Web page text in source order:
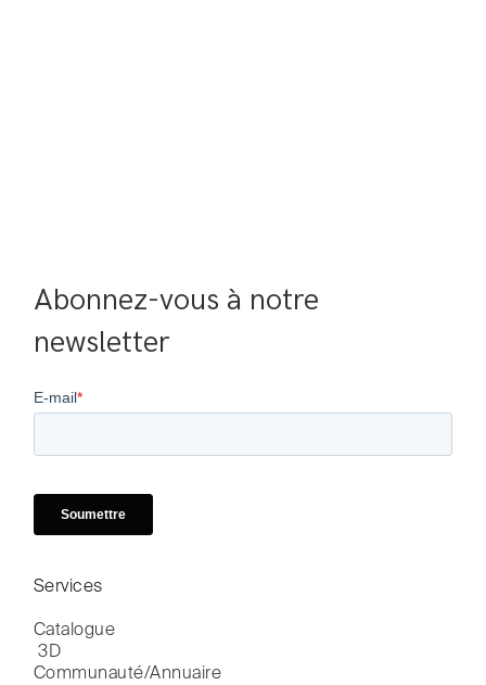
Abonnez-vous à notre
newsletter
Services
Catalogue
3D
Communauté/Annuaire